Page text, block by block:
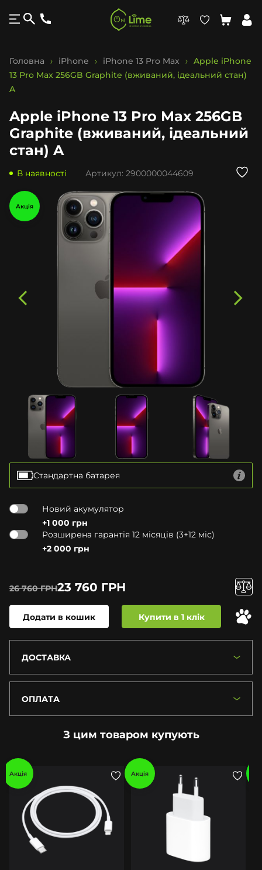
Головна iPhone iPhone 13 Pro Max
Apple iPhone
13 Pro Max 256GB Graphite (вживаний, ідеальний стан)
A
Apple iPhone 13 Pro Max 256GB
Graphite (вживаний, ідеальний
стан) A
В наявності Артикул: 2900000044609
Акція
Стандартна батарея
Новий акумулятор
+1 000 грн
Розширена гарантія 12 місяців (3+12 міс)
+2 000 грн
26 760 ГРН23 760 ГРН
Додати в кошик Купити в 1 клік
ДОСТАВКА
ОПЛАТА
З цим товаром купують
Акція Акція